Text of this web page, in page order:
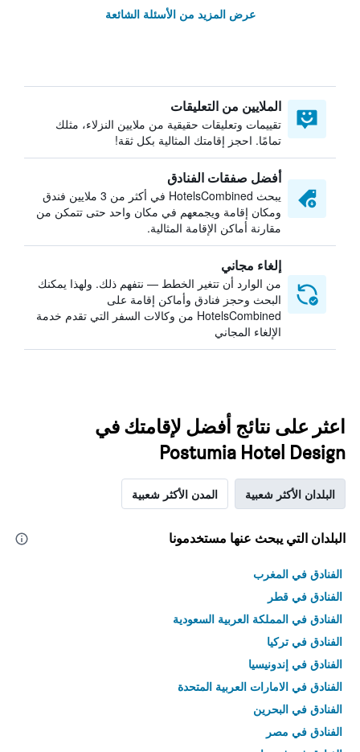
عرض المزيد من الأسئلة الشائعة
الملايين من التعليقات
تقييمات وتعليقات حقيقية من ملايين النزلاء، مثلك
تمامًا. احجز إقامتك المثالية بكل ثقة!
أفضل صفقات الفنادق
يبحث HotelsCombined في أكثر من 3 ملايين فندق
ومكان إقامة ويجمعهم في مكان واحد حتى تتمكن من
مقارنة أماكن الإقامة المثالية.
إلغاء مجاني
من الوارد أن تتغير الخطط — نتفهم ذلك. ولهذا يمكنك
البحث وحجز فنادق وأماكن إقامة على
HotelsCombined من وكالات السفر التي تقدم خدمة
الإلغاء المجاني
اعثر على نتائج أفضل لإقامتك في
Postumia Hotel Design
البلدان الأكثر شعبية المدن الأكثر شعبية
البلدان التي يبحث عنها مستخدمونا
الفنادق في المغرب
الفنادق في قطر
الفنادق في المملكة العربية السعودية
الفنادق في تركيا
الفنادق في إندونيسيا
الفنادق في الامارات العربية المتحدة
الفنادق في البحرين
الفنادق في مصر